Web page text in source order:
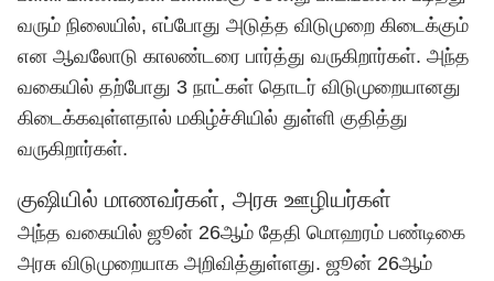
வரும் நிலையில், எப்போது அடுத்த விடுமுறை கிடைக்கும்
என ஆவலோடு காலண்டரை பார்த்து வருகிறார்கள். அந்த
வகையில் தற்போது 3 நாட்கள் தொடர் விடுமுறையானது
கிடைக்கவுள்ளதால் மகிழ்ச்சியில் துள்ளி குதித்து
வருகிறார்கள்.
குஷியில் மாணவர்கள், அரசு ஊழியர்கள்
அந்த வகையில் ஜூன் 26ஆம் தேதி மொஹரம் பண்டிகை
அரசு விடுமுறையாக அறிவித்துள்ளது. ஜூன் 26ஆம்